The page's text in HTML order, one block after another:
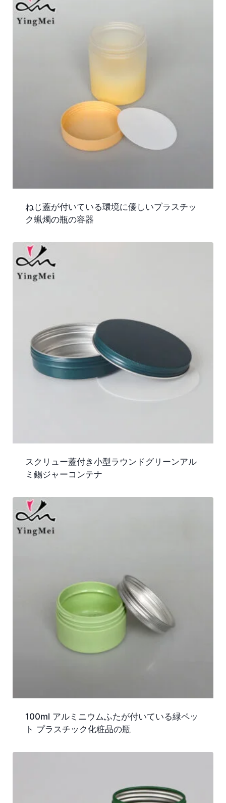
ねじ蓋が付いている環境に優しいプラスチッ
ク蝋燭の瓶の容器
スクリュー蓋付き小型ラウンドグリーンアル
ミ錫ジャーコンテナ
100ml アルミニウムふたが付いている緑ペッ
ト プラスチック化粧品の瓶